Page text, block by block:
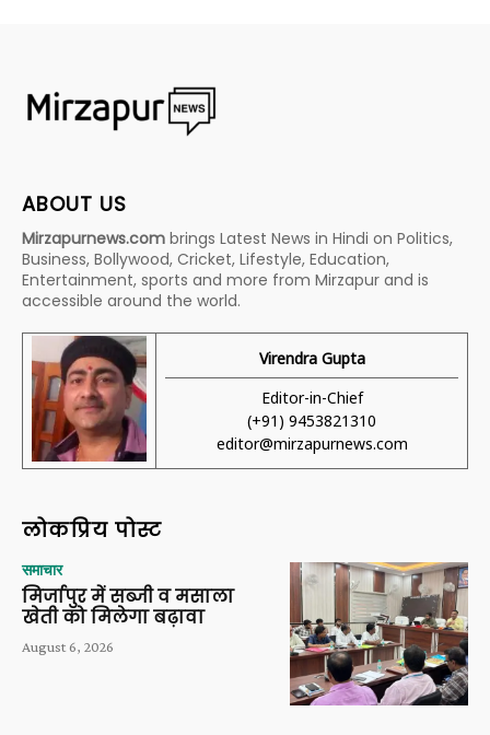
ABOUT US
Mirzapurnews.com brings Latest News in Hindi on Politics,
Business, Bollywood, Cricket, Lifestyle, Education,
Entertainment, sports and more from Mirzapur and is
accessible around the world.
Virendra Gupta
Editor-in-Chief
(+91) 9453821310
editor@mirzapurnews.com
लोकप्रिय पोस्ट
समाचार
मिर्जापुर में सब्जी व मसाला
खेती को मिलेगा बढ़ावा
August 6, 2026